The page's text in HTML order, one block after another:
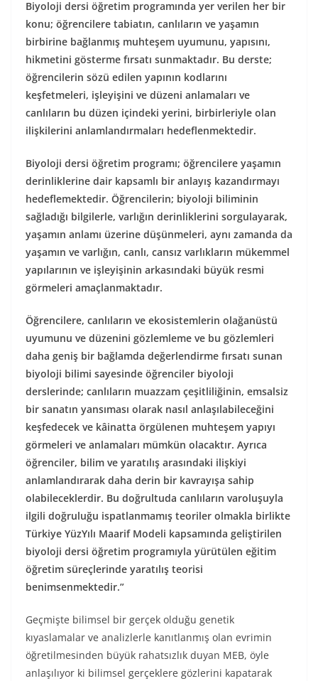
Biyoloji dersi öğretim programında yer verilen her bir
konu; öğrencilere tabiatın, canlıların ve yaşamın
birbirine bağlanmış muhteşem uyumunu, yapısını,
hikmetini gösterme fırsatı sunmaktadır. Bu derste;
öğrencilerin sözü edilen yapının kodlarını
keşfetmeleri, işleyişini ve düzeni anlamaları ve
canlıların bu düzen içindeki yerini, birbirleriyle olan
ilişkilerini anlamlandırmaları hedeflenmektedir.
Biyoloji dersi öğretim programı; öğrencilere yaşamın
derinliklerine dair kapsamlı bir anlayış kazandırmayı
hedeflemektedir. Öğrencilerin; biyoloji biliminin
sağladığı bilgilerle, varlığın derinliklerini sorgulayarak,
yaşamın anlamı üzerine düşünmeleri, aynı zamanda da
yaşamın ve varlığın, canlı, cansız varlıkların mükemmel
yapılarının ve işleyişinin arkasındaki büyük resmi
görmeleri amaçlanmaktadır.
Öğrencilere, canlıların ve ekosistemlerin olağanüstü
uyumunu ve düzenini gözlemleme ve bu gözlemleri
daha geniş bir bağlamda değerlendirme fırsatı sunan
biyoloji bilimi sayesinde öğrenciler biyoloji
derslerinde; canlıların muazzam çeşitliliğinin, emsalsiz
bir sanatın yansıması olarak nasıl anlaşılabileceğini
keşfedecek ve kâinatta örgülenen muhteşem yapıyı
görmeleri ve anlamaları mümkün olacaktır. Ayrıca
öğrenciler, bilim ve yaratılış arasındaki ilişkiyi
anlamlandırarak daha derin bir kavrayışa sahip
olabileceklerdir. Bu doğrultuda canlıların varoluşuyla
ilgili doğruluğu ispatlanmamış teoriler olmakla birlikte
Türkiye YüzYılı Maarif Modeli kapsamında geliştirilen
biyoloji dersi öğretim programıyla yürütülen eğitim
öğretim süreçlerinde yaratılış teorisi
benimsenmektedir.”
Geçmişte bilimsel bir gerçek olduğu genetik
kıyaslamalar ve analizlerle kanıtlanmış olan evrimin
öğretilmesinden büyük rahatsızlık duyan MEB, öyle
anlaşılıyor ki bilimsel gerçeklere gözlerini kapatarak